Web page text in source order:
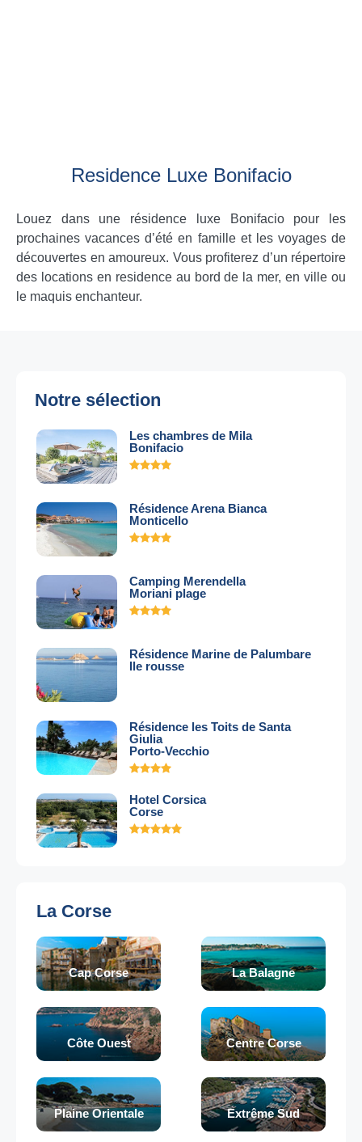
Residence Luxe Bonifacio
Louez dans une résidence luxe Bonifacio pour les
prochaines vacances d’été en famille et les voyages de
découvertes en amoureux. Vous profiterez d’un répertoire
des locations en residence au bord de la mer, en ville ou
le maquis enchanteur.
Notre sélection
Les chambres de Mila
Bonifacio
Résidence Arena Bianca
Monticello
Camping Merendella
Moriani plage
Résidence Marine de Palumbare
Ile rousse
Résidence les Toits de Santa
Giulia
Porto-Vecchio
Hotel Corsica
Corse
La Corse
Cap Corse La Balagne
Côte Ouest Centre Corse
Plaine Orientale Extrême Sud